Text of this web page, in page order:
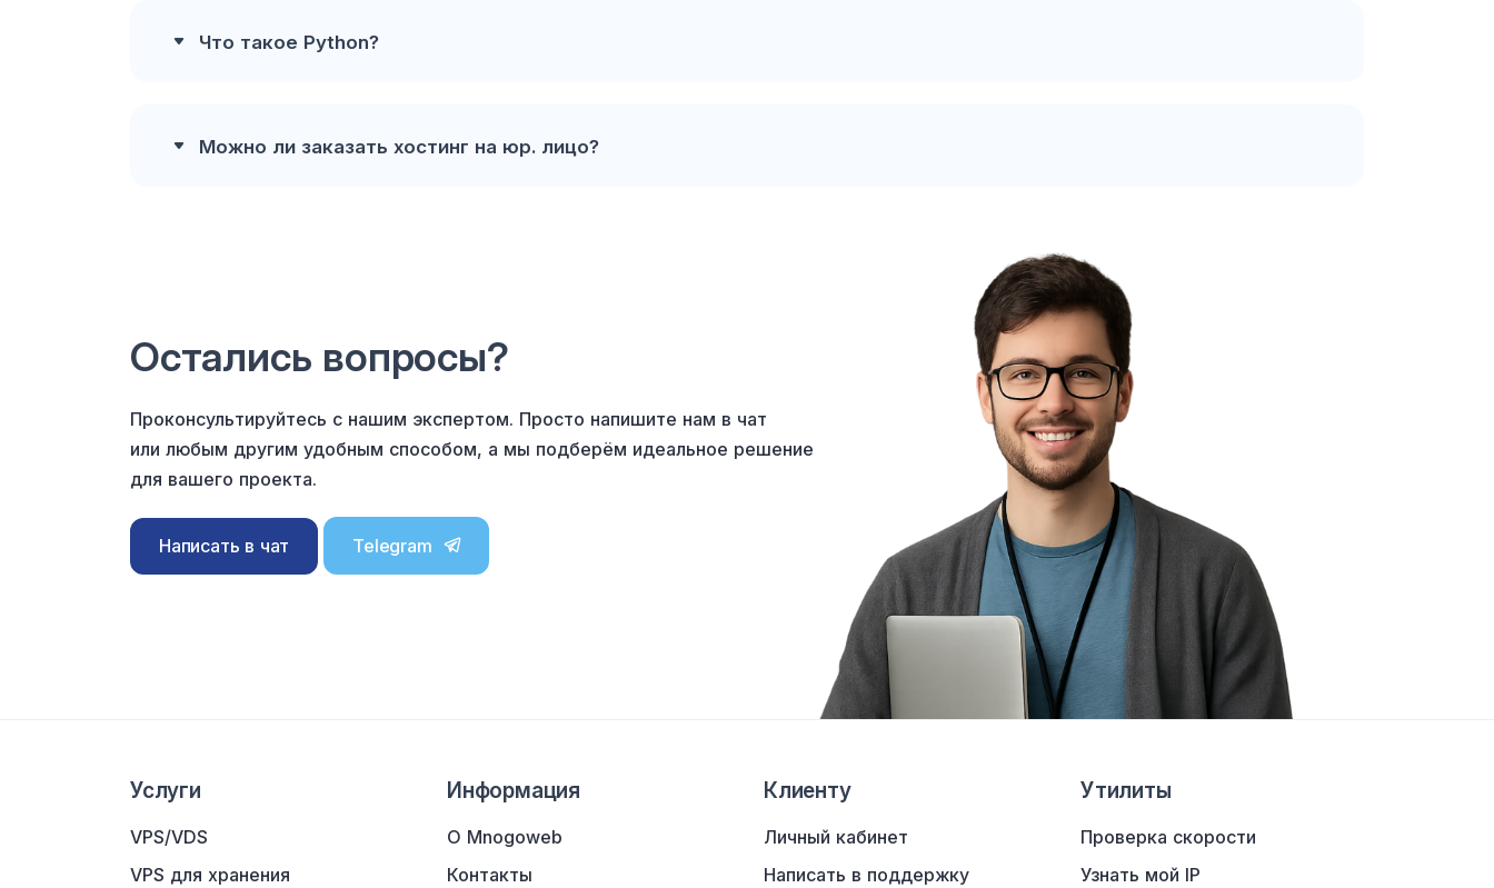
Что такое Python?
Можно ли заказать хостинг на юр. лицо?
Остались вопросы?
Проконсультируйтесь с нашим экспертом. Просто напишите нам в чат
или любым другим удобным способом, а мы подберём идеальное решение
для вашего проекта.
Написать в чат Telegram
Услуги
VPS/VDS
VPS для хранения
Информация
О Mnogoweb
Контакты
Клиенту
Личный кабинет
Написать в поддержку
Утилиты
Проверка скорости
Узнать мой IP